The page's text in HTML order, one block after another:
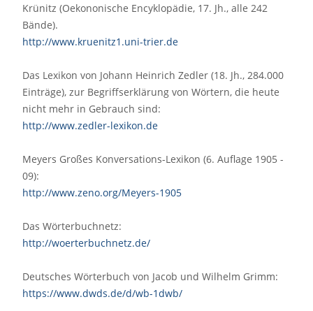
Krünitz (Oekononische Encyklopädie, 17. Jh., alle 242
Bände).
http://www.kruenitz1.uni-trier.de
Das Lexikon von Johann Heinrich Zedler (18. Jh., 284.000
Einträge), zur Begriffserklärung von Wörtern, die heute
nicht mehr in Gebrauch sind:
http://www.zedler-lexikon.de
Meyers Großes Konversations-Lexikon (6. Auflage 1905 -
09):
http://www.zeno.org/Meyers-1905
Das Wörterbuchnetz:
http://woerterbuchnetz.de/
Deutsches Wörterbuch von Jacob und Wilhelm Grimm:
https://www.dwds.de/d/wb-1dwb/